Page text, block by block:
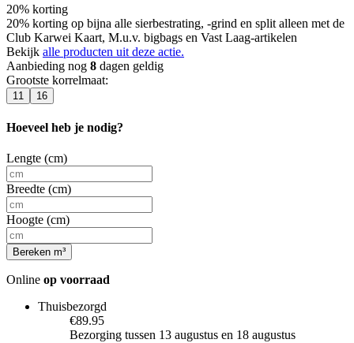
20% korting
20% korting op bijna alle sierbestrating, -grind en split alleen met de
Club Karwei Kaart, M.u.v. bigbags en Vast Laag-artikelen
Bekijk alle producten uit deze actie.
Aanbieding nog 8 dagen geldig
Grootste korrelmaat:
11 16
Hoeveel heb je nodig?
Lengte (cm)
Breedte (cm)
Hoogte (cm)
Bereken m³
Online op voorraad
Thuisbezorgd
€89.95
Bezorging tussen 13 augustus en 18 augustus